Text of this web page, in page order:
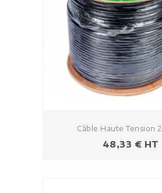
Câble Haute Tension
Prix
48,33 € HT